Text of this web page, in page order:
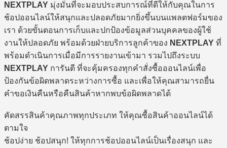
NEXTPLAY มุ่งมั่นที่จะมอบประสบการณ์ที่ดีให้กับคุณในการ
ช้อปออนไลน์ให้สนุกและปลอดภัยมากยิ่งขึ้นบนแพลตฟอร์มของ
เรา ด้วยขั้นตอนการเก็บและปกป้องข้อมูลส่วนบุคคลของผู้ใช้
งานให้ปลอดภัย พร้อมด้วยฝ่ายบริการลูกค้าของ NEXTPLAY ที่
พร้อมดำเนินการเมื่อมีการรายงานเข้ามา รวมไปถึงระบบ
NEXTPLAY การันตี ที่จะคุ้มครองทุกคำสั่งซื้อออนไลน์เพื่อ
ป้องกันข้อผิดพลาดระหว่างการซื้อ และเพื่อให้คุณสามารถยื่น
คำขอเงินคืนหรือคืนสินค้าหากพบข้อผิดพลาดได้
คัดสรรสินค้าคุณภาพทุกประเภท ให้คุณซื้อสินค้าออนไลน์ได้
ตามใจ
ช้อปง่าย ช้อปสนุก! ให้ทุกการช้อปออนไลน์เป็นเรื่องสนุก และ